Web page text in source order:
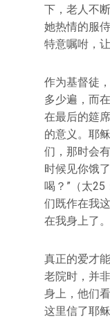
下，老人不
她热情的服
特意嘱咐，
作为基督徒
多少遍，而
在最后的筵
的意义。耶
们，那时会
时候见你饿
喝？”（太25
们既作在我
在我身上了
真正的爱才
老院时，并
身上，他们
这里信了耶稣